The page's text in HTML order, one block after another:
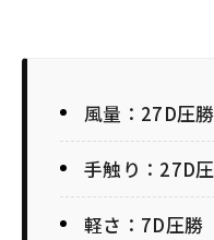
風量：27D圧勝
手触り：27D
軽さ：7D圧勝